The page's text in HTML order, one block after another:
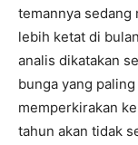
temannya sedang
lebih ketat di
analis dikatakan
bunga yang
memperkirakan
tahun akan tidak